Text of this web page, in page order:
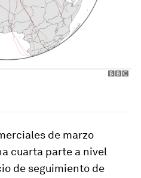
de marzo
cuarta parte a nivel
de seguimiento de